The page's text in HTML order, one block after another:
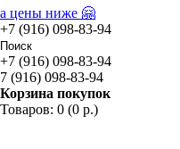
а цены ниже 🤗
+7 (916) 098-83-94
+7 (916) 098-83-94
7 (916) 098-83-94
Корзина покупок
Товаров: 0 (0 р.)